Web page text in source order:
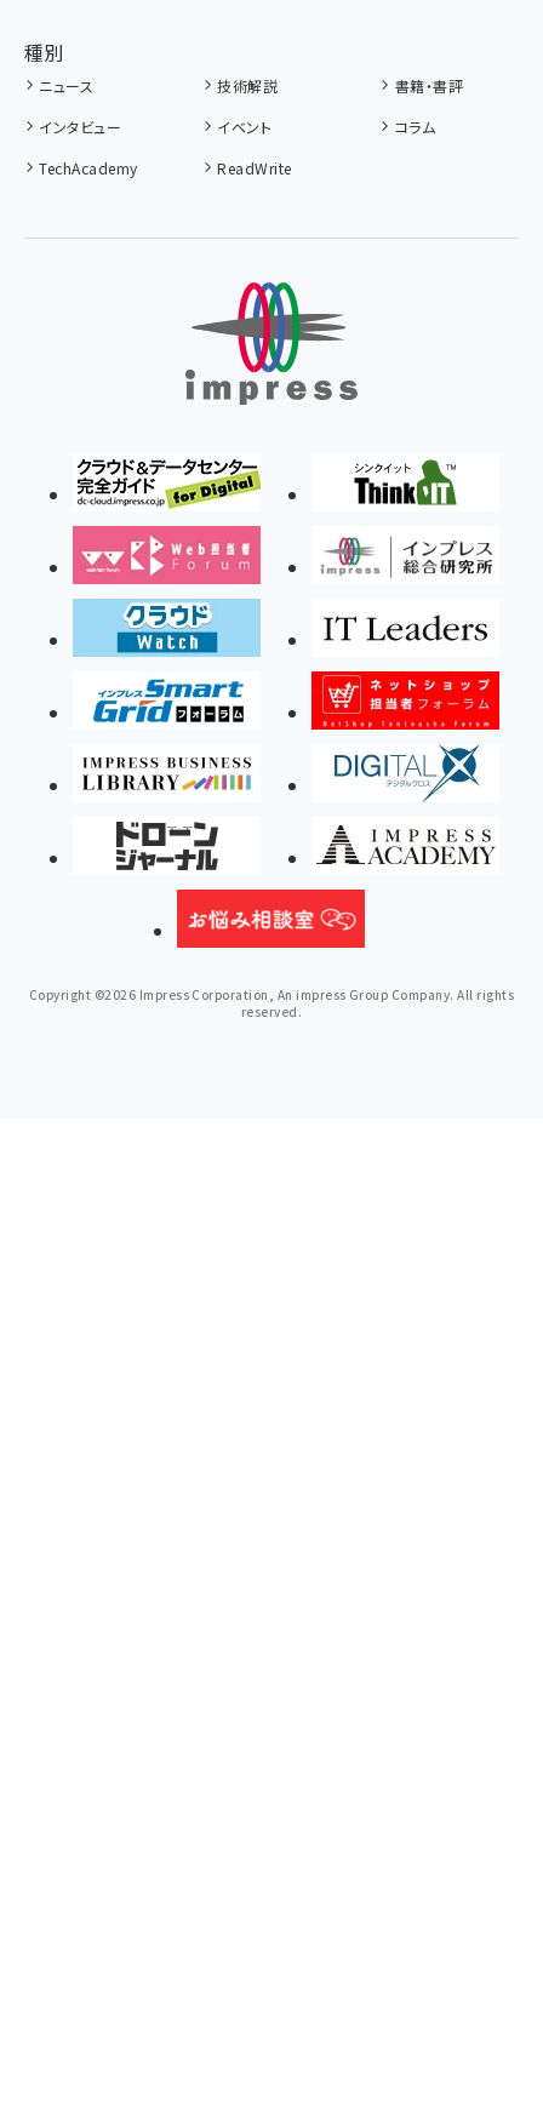
種別
ニュース 技術解説
書籍・書評
インタビュー
イベント
コラム
TechAcademy
ReadWrite
Copyright ©2026 Impress Corporation, An impress Group Company. All rights
reserved.